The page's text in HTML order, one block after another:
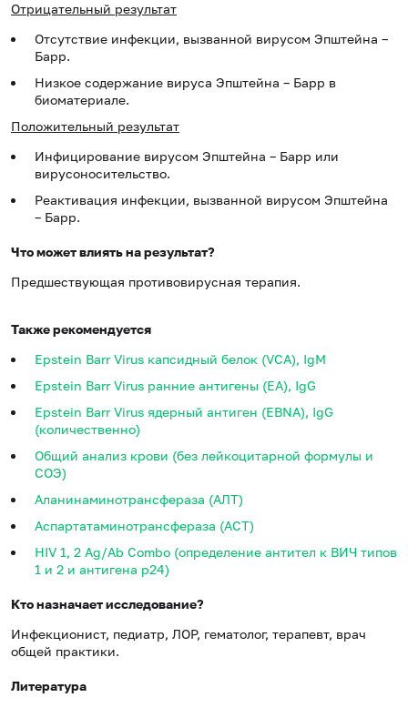
Отрицательный результат
Отсутствие инфекции, вызванной вирусом Эпштейна –
Барр.
Низкое содержание вируса Эпштейна – Барр в
биоматериале.
Положительный результат
Инфицирование вирусом Эпштейна – Барр или
вирусоносительство.
Реактивация инфекции, вызванной вирусом Эпштейна
– Барр.
Что может влиять на результат?
Предшествующая противовирусная терапия.
Также рекомендуется
Epstein Barr Virus капсидный белок (VCA), IgM
Epstein Barr Virus ранние антигены (EA), IgG
Epstein Barr Virus ядерный антиген (EBNA), IgG
(количественно)
Общий анализ крови (без лейкоцитарной формулы и
СОЭ)
Аланинаминотрансфераза (АЛТ)
Аспартатаминотрансфераза (АСТ)
HIV 1, 2 Ag/Ab Combo (определение антител к ВИЧ типов
1 и 2 и антигена p24)
Кто назначает исследование?
Инфекционист, педиатр, ЛОР, гематолог, терапевт, врач
общей практики.
Литература